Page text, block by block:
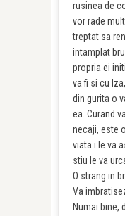
rusinea de
vor rade
treptat sa
intamplat
propria ei
va fi si cu
din gurita o
ea. Curand
necaji, este
viata i le va
stiu le va
O strang in
Va
Numai bine,